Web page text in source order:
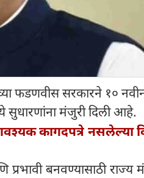
फडणवीस सरकारने १०
सुधारणांना मंजुरी दिली आहे.
कागदपत्रे नसलेल्या
प्रभावी बनवण्यासाठी राज्य